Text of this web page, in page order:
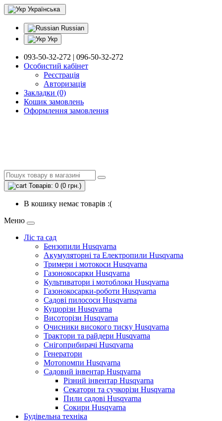
Українська
Russian
Укр
093-50-32-272 | 096-50-32-272
Особистий кабінет
Реєстрація
Авторизація
Закладки (0)
Кошик замовлень
Оформлення замовлення
Товарів: 0 (0 грн.)
В кошику немає товарів :(
Меню
Ліс та сад
Бензопили Husqvarna
Акумуляторні та Електропили Husqvarna
Тримери і мотокоси Husqvarna
Газонокосарки Husqvarna
Культиватори і мотоблоки Husqvarna
Газонокосарки-роботи Husqvarna
Садові пилососи Husqvarna
Кущорізи Husqvarna
Висоторізи Husqvarna
Очисники високого тиску Husqvarna
Трактори та райдери Husqvarna
Снігоприбирачі Husqvarna
Генератори
Мотопомпи Husqvarna
Садовий інвентар Husqvarna
Різний інвентар Husqvarna
Секатори та сучкорізи Husqvarna
Пили садові Husqvarna
Сокири Husqvarna
Будівельна техніка